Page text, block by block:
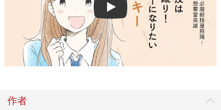
Play video
作者